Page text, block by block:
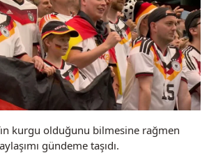
kurgu olduğunu bilmesine rağmen
gündeme taşıdı.